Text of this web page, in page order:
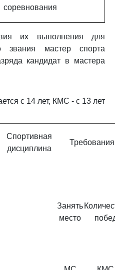
соревнования
их выполнения для
звания мастер спорта
кандидат в мастера
с 14 лет, КМС - с 13 лет
Спортивная
дисциплина
Требования
Занять
место